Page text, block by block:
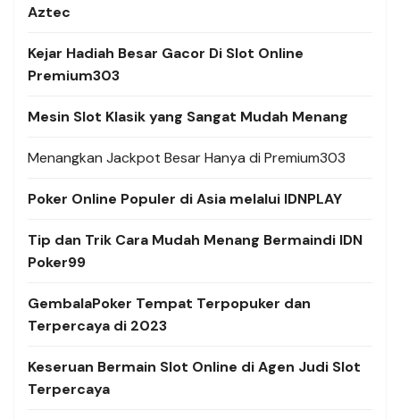
Aztec
Kejar Hadiah Besar Gacor Di Slot Online
Premium303
Mesin Slot Klasik yang Sangat Mudah Menang
Menangkan Jackpot Besar Hanya di Premium303
Poker Online Populer di Asia melalui IDNPLAY
Tip dan Trik Cara Mudah Menang Bermaindi IDN
Poker99
GembalaPoker Tempat Terpopuker dan
Terpercaya di 2023
Keseruan Bermain Slot Online di Agen Judi Slot
Terpercaya